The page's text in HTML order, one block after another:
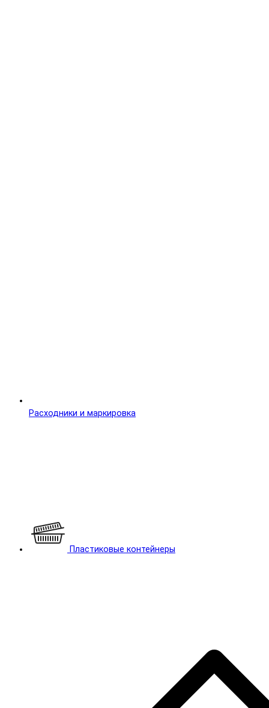
Расходники и маркировка
Пластиковые контейнеры